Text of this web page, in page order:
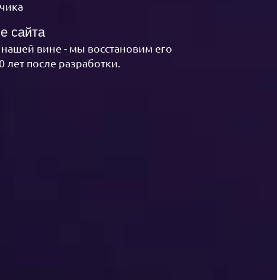
сайта
нашей вине - мы восстановим его
лет после разработки.